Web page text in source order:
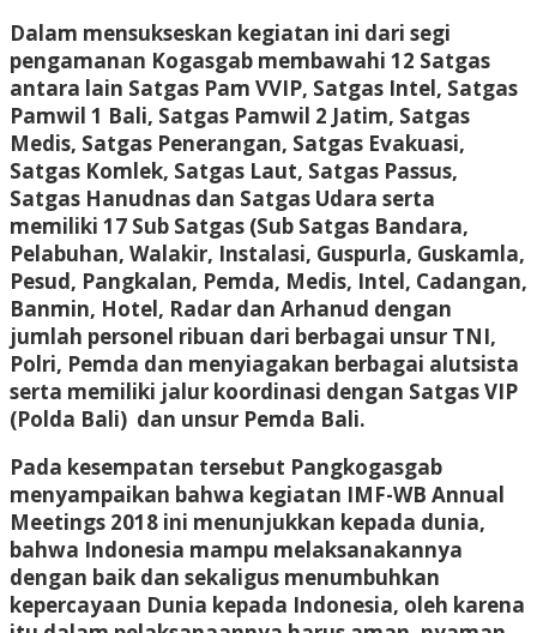
Dalam mensukseskan kegiatan ini dari segi
pengamanan Kogasgab membawahi 12 Satgas
antara lain Satgas Pam VVIP, Satgas Intel, Satgas
Pamwil 1 Bali, Satgas Pamwil 2 Jatim, Satgas
Medis, Satgas Penerangan, Satgas Evakuasi,
Satgas Komlek, Satgas Laut, Satgas Passus,
Satgas Hanudnas dan Satgas Udara serta
memiliki 17 Sub Satgas (Sub Satgas Bandara,
Pelabuhan, Walakir, Instalasi, Guspurla, Guskamla,
Pesud, Pangkalan, Pemda, Medis, Intel, Cadangan,
Banmin, Hotel, Radar dan Arhanud dengan
jumlah personel ribuan dari berbagai unsur TNI,
Polri, Pemda dan menyiagakan berbagai alutsista
serta memiliki jalur koordinasi dengan Satgas VIP
(Polda Bali) dan unsur Pemda Bali.
Pada kesempatan tersebut Pangkogasgab
menyampaikan bahwa kegiatan IMF-WB Annual
Meetings 2018 ini menunjukkan kepada dunia,
bahwa Indonesia mampu melaksanakannya
dengan baik dan sekaligus menumbuhkan
kepercayaan Dunia kepada Indonesia, oleh karena